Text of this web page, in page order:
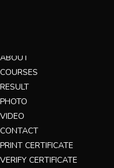
ABOUT
COURSES
RESULT
PHOTO
VIDEO
CONTACT
PRINT CERTIFICATE
VERIFY CERTIFICATE